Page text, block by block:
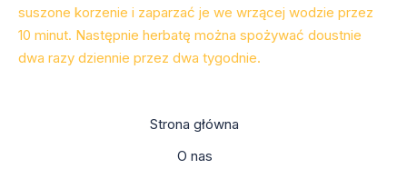
suszone korzenie i zaparzać je we wrzącej wodzie przez
10 minut. Następnie herbatę można spożywać doustnie
dwa razy dziennie przez dwa tygodnie.
Strona główna
O nas